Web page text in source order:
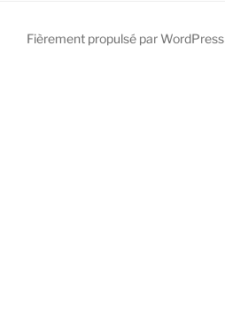
Fièrement propulsé par WordPress